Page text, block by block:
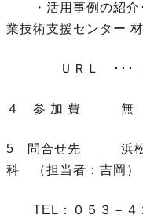
・活用事例の紹介･
業技術支援センター
ＵＲＬ ･･
４ 参 加 費 無
5 問合せ先 浜松工
科 （担当者：吉岡）
TEL：０５３－４